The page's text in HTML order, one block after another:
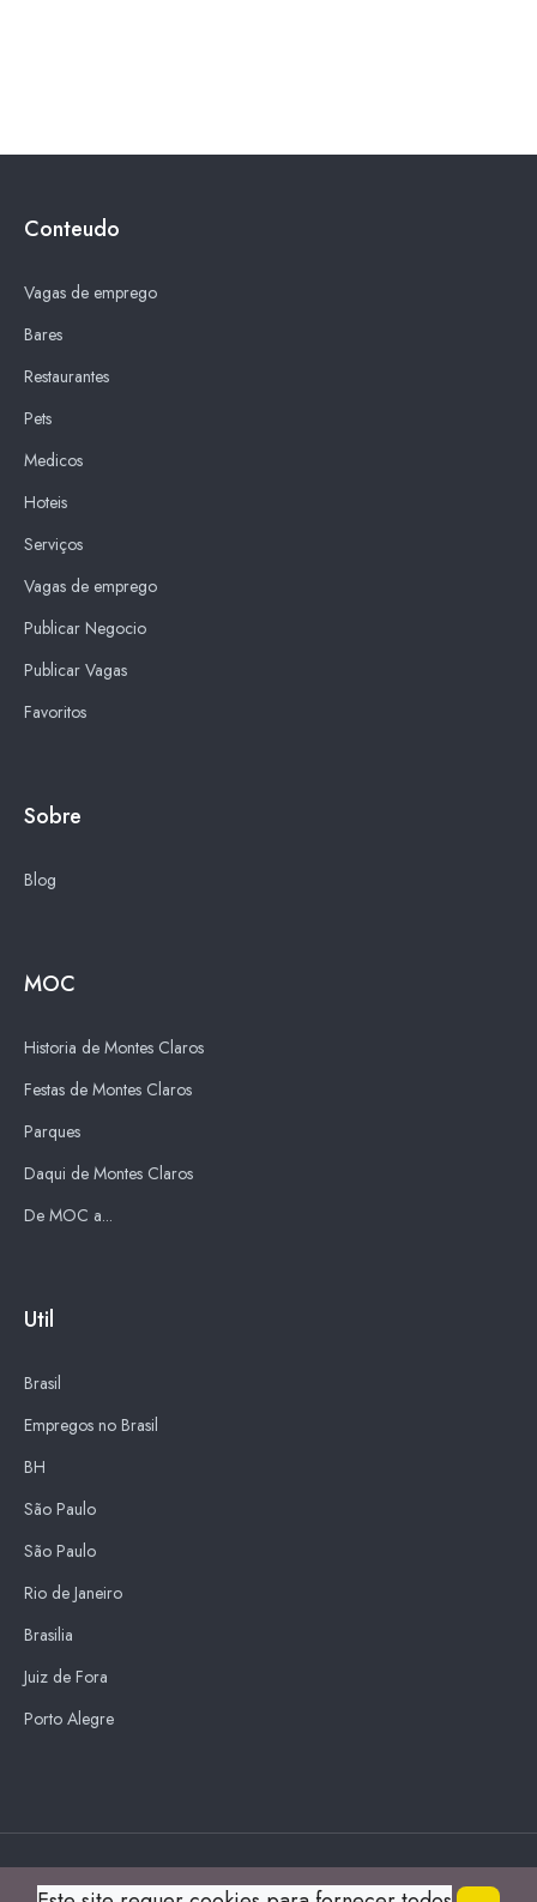
Conteudo
Vagas de emprego
Bares
Restaurantes
Pets
Medicos
Hoteis
Serviços
Vagas de emprego
Publicar Negocio
Publicar Vagas
Favoritos
Sobre
Blog
MOC
Historia de Montes Claros
Festas de Montes Claros
Parques
Daqui de Montes Claros
De MOC a...
Util
Brasil
Empregos no Brasil
BH
São Paulo
São Paulo
Rio de Janeiro
Brasilia
Juiz de Fora
Porto Alegre
Blue Sky